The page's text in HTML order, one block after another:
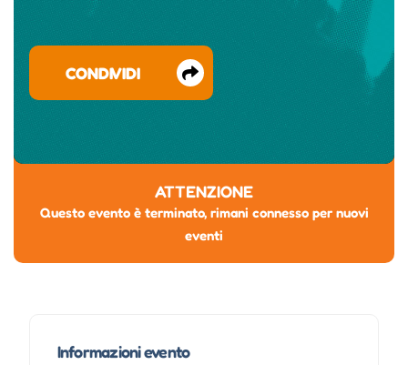
CONDIVIDI
ATTENZIONE
Questo evento è terminato, rimani connesso per nuovi
eventi
Informazioni evento